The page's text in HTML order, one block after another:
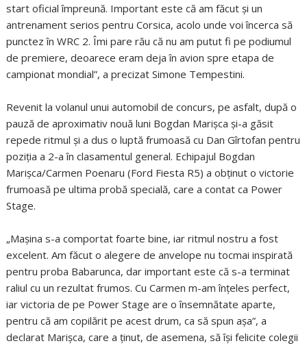
start oficial împreună. Important este că am făcut şi un
antrenament serios pentru Corsica, acolo unde voi încerca să
punctez în WRC 2. Îmi pare rău că nu am putut fi pe podiumul
de premiere, deoarece eram deja în avion spre etapa de
campionat mondial”, a precizat Simone Tempestini.
Revenit la volanul unui automobil de concurs, pe asfalt, după o
pauză de aproximativ nouă luni Bogdan Marişca şi-a găsit
repede ritmul şi a dus o luptă frumoasă cu Dan Gîrtofan pentru
poziţia a 2-a în clasamentul general. Echipajul Bogdan
Marişca/Carmen Poenaru (Ford Fiesta R5) a obţinut o victorie
frumoasă pe ultima probă specială, care a contat ca Power
Stage.
„Maşina s-a comportat foarte bine, iar ritmul nostru a fost
excelent. Am făcut o alegere de anvelope nu tocmai inspirată
pentru proba Babarunca, dar important este că s-a terminat
raliul cu un rezultat frumos. Cu Carmen m-am înţeles perfect,
iar victoria de pe Power Stage are o însemnătate aparte,
pentru că am copilărit pe acest drum, ca să spun aşa”, a
declarat Marişca, care a ţinut, de asemena, să îşi felicite colegii